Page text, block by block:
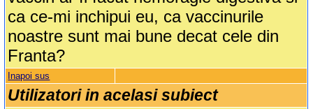
ca ce-mi inchipui eu, ca vaccinurile
noastre sunt mai bune decat cele din
Franta?
Inapoi sus
Utilizatori in acelasi subiect